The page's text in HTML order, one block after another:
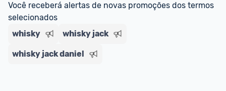
Você receberá alertas de novas promoções dos termos
selecionados
whisky
whisky jack
whisky jack daniel